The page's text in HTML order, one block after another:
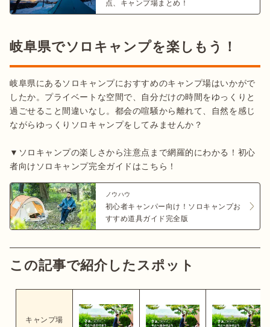
点、キャンプ場まとめ！
岐阜県でソロキャンプを楽しもう！
岐阜県にあるソロキャンプにおすすめのキャンプ場はいかがで
したか。プライベートな空間で、自分だけの時間をゆっくりと
過ごせること間違いなし。都会の喧騒から離れて、自然を感じ
ながらゆっくりソロキャンプをしてみませんか？
▼ソロキャンプの楽しさから注意点まで網羅的にわかる！初心
者向けソロキャンプ完全ガイドはこちら！
ノウハウ
初心者キャンパー向け！ソロキャンプお
すすめ道具ガイド完全版
この記事で紹介したスポット
キャンプ場